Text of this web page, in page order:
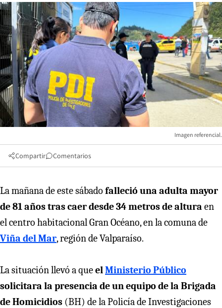
Imagen referencial.
Compartir Comentarios
La mañana de este sábado falleció una adulta mayor
de 81 años tras caer desde 34 metros de altura en
el centro habitacional Gran Océano, en la comuna de
Viña del Mar, región de Valparaíso.
La situación llevó a queelMinisterio Público
solicitara la presencia de un equipo de la Brigada
de Homicidios (BH) de la Policía de Investigaciones